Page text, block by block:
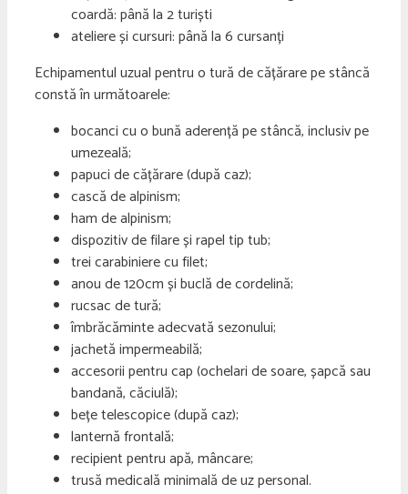
coardă: până la 2 turiști
ateliere și cursuri: până la 6 cursanți
Echipamentul uzual pentru o tură de cățărare pe stâncă
constă în următoarele:
bocanci cu o bună aderență pe stâncă, inclusiv pe
umezeală;
papuci de cățărare (după caz);
cască de alpinism;
ham de alpinism;
dispozitiv de filare și rapel tip tub;
trei carabiniere cu filet;
anou de 120cm și buclă de cordelină;
rucsac de tură;
îmbrăcăminte adecvată sezonului;
jachetă impermeabilă;
accesorii pentru cap (ochelari de soare, șapcă sau
bandană, căciulă);
bețe telescopice (după caz);
lanternă frontală;
recipient pentru apă, mâncare;
trusă medicală minimală de uz personal.